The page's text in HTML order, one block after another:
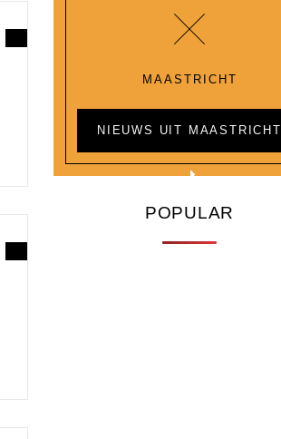
MAASTRICHT
NIEUWS UIT MAASTRICHT
POPULAR